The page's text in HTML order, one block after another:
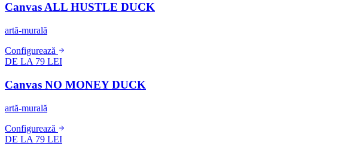
Canvas ALL HUSTLE DUCK
artă-murală
Configurează
DE LA 79 LEI
Canvas NO MONEY DUCK
artă-murală
Configurează
DE LA 79 LEI